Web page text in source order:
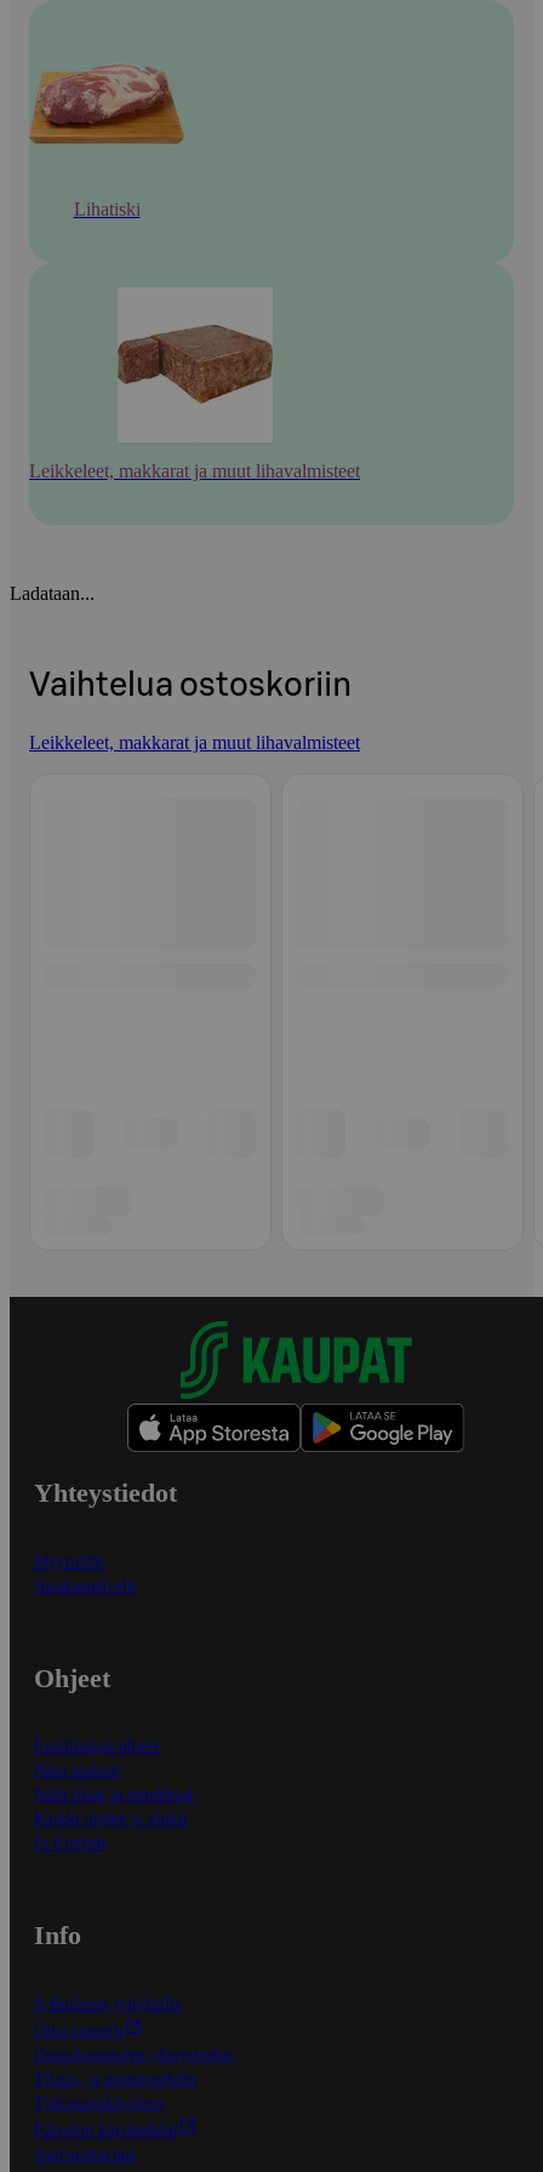
Lihatiski
Leikkeleet, makkarat ja muut lihavalmisteet
Ladataan...
Vaihtelua ostoskoriin
Leikkeleet, makkarat ja muut lihavalmisteet
Yhteystiedot
Myymälät
Asiakaspalvelu
Ohjeet
Ensitilaajan ohjeet
Näin maksat
Näin tilaat ja muokkaat
Kaikki ohjeet ja vinkit
In English
Info
S-Business yrityksille
Oiva-raportit
Osuuskauppojen yhteystiedot
Tilaus- ja toimitusehdot
Tietosuojakäytäntö
Palvelun käyttöehdot
Saavutettavuus